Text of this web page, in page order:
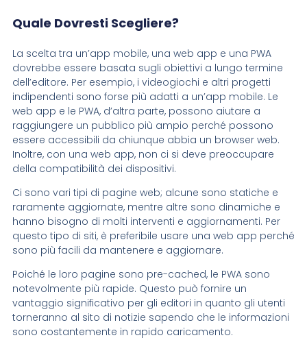
Quale Dovresti Scegliere?
La scelta tra un’app mobile, una web app e una PWA
dovrebbe essere basata sugli obiettivi a lungo termine
dell’editore. Per esempio, i videogiochi e altri progetti
indipendenti sono forse più adatti a un’app mobile. Le
web app e le PWA, d’altra parte, possono aiutare a
raggiungere un pubblico più ampio perché possono
essere accessibili da chiunque abbia un browser web.
Inoltre, con una web app, non ci si deve preoccupare
della compatibilità dei dispositivi.
Ci sono vari tipi di pagine web; alcune sono statiche e
raramente aggiornate, mentre altre sono dinamiche e
hanno bisogno di molti interventi e aggiornamenti. Per
questo tipo di siti, è preferibile usare una web app perché
sono più facili da mantenere e aggiornare.
Poiché le loro pagine sono pre-cached, le PWA sono
notevolmente più rapide. Questo può fornire un
vantaggio significativo per gli editori in quanto gli utenti
torneranno al sito di notizie sapendo che le informazioni
sono costantemente in rapido caricamento.